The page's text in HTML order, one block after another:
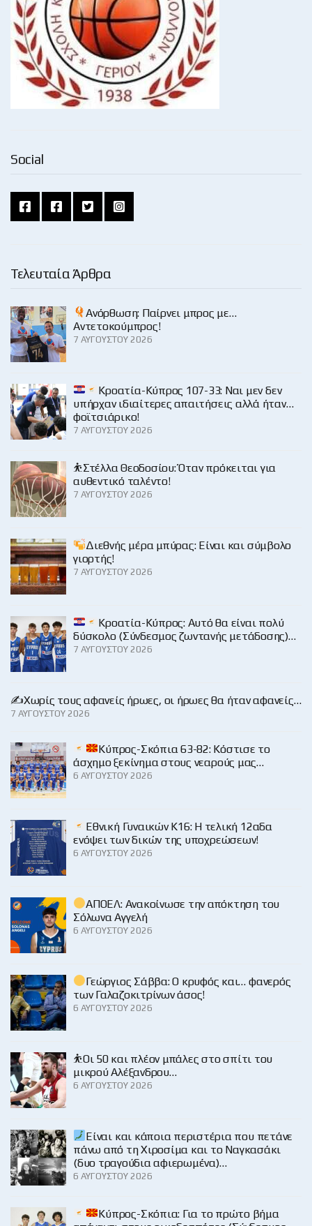
Social
Τελευταία Άρθρα
Ανόρθωση: Παίρνει μπρος με…
Αντετοκούμπρος!
7 ΑΥΓΟΎΣΤΟΥ 2026
Κροατία-Κύπρος 107-33: Ναι μεν δεν
υπήρχαν ιδιαίτερες απαιτήσεις αλλά ήταν…
φοϊτσιάρικο!
7 ΑΥΓΟΎΣΤΟΥ 2026
⛹️Στέλλα Θεοδοσίου: Όταν πρόκειται για
αυθεντικό ταλέντο!
7 ΑΥΓΟΎΣΤΟΥ 2026
Διεθνής μέρα μπύρας: Είναι και σύμβολο
γιορτής!
7 ΑΥΓΟΎΣΤΟΥ 2026
Κροατία-Κύπρος: Αυτό θα είναι πολύ
δύσκολο (Σύνδεσμος ζωντανής μετάδοσης)…
7 ΑΥΓΟΎΣΤΟΥ 2026
✍️Χωρίς τους αφανείς ήρωες, οι ήρωες θα ήταν αφανείς…
7 ΑΥΓΟΎΣΤΟΥ 2026
Κύπρος-Σκόπια 63-82: Κόστισε το
άσχημο ξεκίνημα στους νεαρούς μας…
6 ΑΥΓΟΎΣΤΟΥ 2026
Εθνική Γυναικών Κ16: Η τελική 12αδα
ενόψει των δικών της υποχρεώσεων!
6 ΑΥΓΟΎΣΤΟΥ 2026
ΑΠΟΕΛ: Ανακοίνωσε την απόκτηση του
Σόλωνα Αγγελή
6 ΑΥΓΟΎΣΤΟΥ 2026
Γεώργιος Σάββα: Ο κρυφός και… φανερός
των Γαλαζοκιτρίνων άσος!
6 ΑΥΓΟΎΣΤΟΥ 2026
⛹️Οι 50 και πλέον μπάλες στο σπίτι του
μικρού Αλέξανδρου…
6 ΑΥΓΟΎΣΤΟΥ 2026
Είναι και κάποια περιστέρια που πετάνε
πάνω από τη Χιροσίμα και το Ναγκασάκι
(δυο τραγούδια αφιερωμένα)…
6 ΑΥΓΟΎΣΤΟΥ 2026
Κύπρος-Σκόπια: Για το πρώτο βήμα